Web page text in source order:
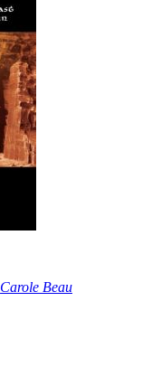
Carole Beau